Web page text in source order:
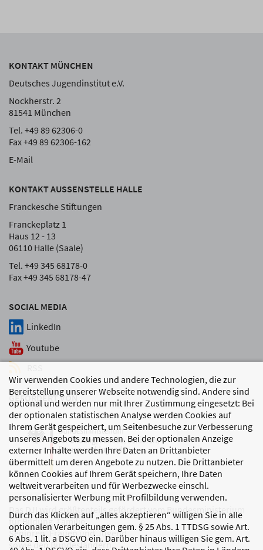
Wir verwenden Cookies und andere Technologien, die zur
Bereitstellung unserer Webseite notwendig sind. Andere sind
optional und werden nur mit Ihrer Zustimmung eingesetzt: Bei
der optionalen statistischen Analyse werden Cookies auf
Ihrem Gerät gespeichert, um Seitenbesuche zur Verbesserung
unseres Angebots zu messen. Bei der optionalen Anzeige
externer Inhalte werden Ihre Daten an Drittanbieter
übermittelt um deren Angebote zu nutzen. Die Drittanbieter
können Cookies auf Ihrem Gerät speichern, Ihre Daten
weltweit verarbeiten und für Werbezwecke einschl.
personalisierter Werbung mit Profilbildung verwenden.
Durch das Klicken auf „alles akzeptieren“ willigen Sie in alle
optionalen Verarbeitungen gem. § 25 Abs. 1 TTDSG sowie Art.
6 Abs. 1 lit. a DSGVO ein. Darüber hinaus willigen Sie gem. Art.
SOCIAL MEDIA
LinkedIn
Youtube
KONTAKT MÜNCHEN
Deutsches Jugendinstitut e.V.
Nockherstr. 2
81541 München
Tel. +49 89 62306-0
Fax +49 89 62306-162
E-Mail
KONTAKT AUSSENSTELLE HALLE
Franckesche Stiftungen
Franckeplatz 1
Haus 12 - 13
06110 Halle (Saale)
Tel. +49 345 68178-0
Fax +49 345 68178-47
GEFÖRDERT VON
Das DJI wird größtenteils gefördert vom Bundesministerium
für Bildung, Familie,
Senioren, Frauen und Jugend
sowie den Bundesländern.